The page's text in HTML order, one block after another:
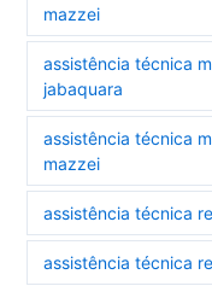
mazzei
assistência técnica
jabaquara
assistência técnica
mazzei
assistência técnica
assistência técnica